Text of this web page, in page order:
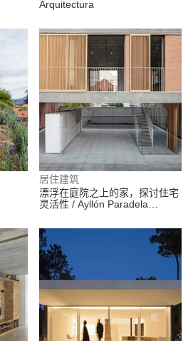
Arquitectura
居住建筑
漂浮在庭院之上的家，探讨住宅
灵活性 / Ayllón Paradela